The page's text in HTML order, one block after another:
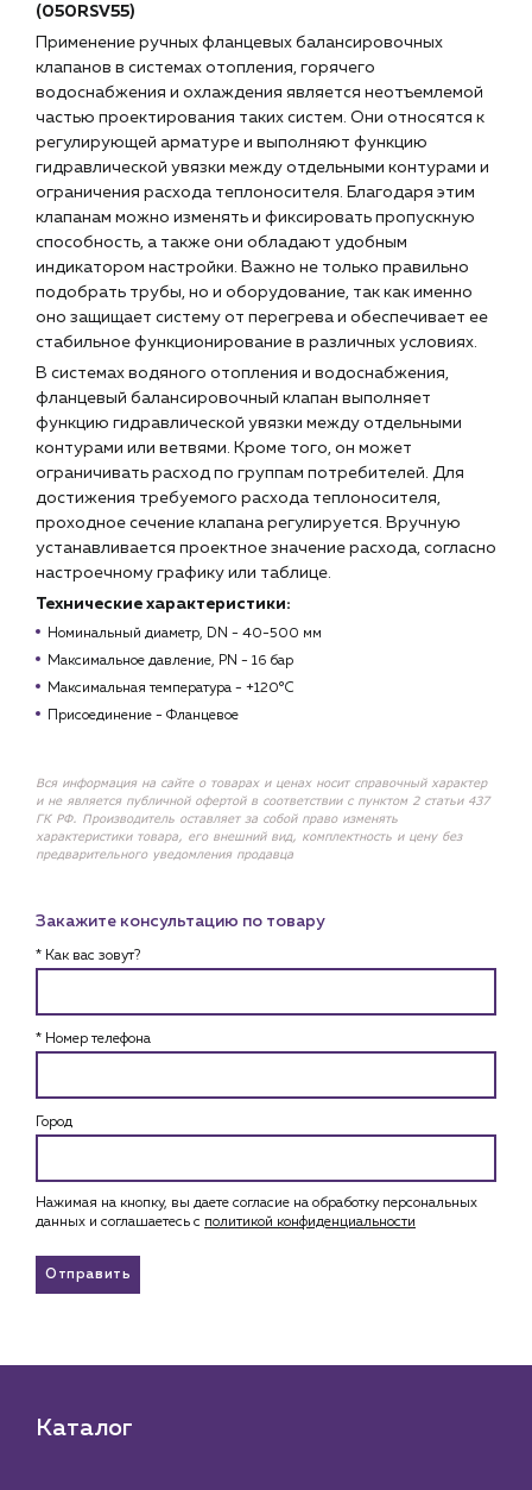
(050RSV55)
Применение ручных фланцевых балансировочных
клапанов в системах отопления, горячего
водоснабжения и охлаждения является неотъемлемой
частью проектирования таких систем. Они относятся к
регулирующей арматуре и выполняют функцию
гидравлической увязки между отдельными контурами и
ограничения расхода теплоносителя. Благодаря этим
клапанам можно изменять и фиксировать пропускную
способность, а также они обладают удобным
индикатором настройки. Важно не только правильно
подобрать трубы, но и оборудование, так как именно
оно защищает систему от перегрева и обеспечивает ее
стабильное функционирование в различных условиях.
В системах водяного отопления и водоснабжения,
фланцевый балансировочный клапан выполняет
функцию гидравлической увязки между отдельными
контурами или ветвями. Кроме того, он может
ограничивать расход по группам потребителей. Для
достижения требуемого расхода теплоносителя,
проходное сечение клапана регулируется. Вручную
устанавливается проектное значение расхода, согласно
настроечному графику или таблице.
Технические характеристики:
Номинальный диаметр, DN - 40-500 мм
Максимальное давление, РN - 16 бар
Максимальная температура - +120°С
Присоединение - Фланцевое
Вся информация на сайте о товарах и ценах носит справочный характер
и не является публичной офертой в соответствии с пунктом 2 статьи 437
ГК РФ. Производитель оставляет за собой право изменять
характеристики товара, его внешний вид, комплектность и цену без
предварительного уведомления продавца
Закажите консультацию по товару
* Как вас зовут?
* Номер телефона
Город
Нажимая на кнопку, вы даете согласие на обработку персональных
данных и соглашаетесь c политикой конфиденциальности
Отправить
Каталог